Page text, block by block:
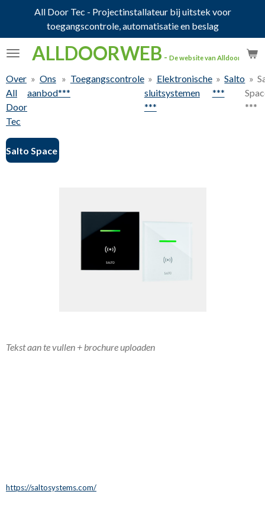
naar
de
ALLDOORWEB - De website van Alldoortec.
All Door Tec - Projectinstallateur bij uitstek voor
toegangscontrole, automatisatie en beslag
Over
All
Door
Tec
» Ons
aanbod
» Toegangscontrole
***
» Elektronische
sluitsystemen
***
» Salto
***
»
***
Salto Space
Tekst aan te vullen + brochure uploaden
https://saltosystems.com/